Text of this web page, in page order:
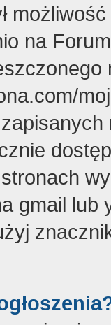
na
gmail lub